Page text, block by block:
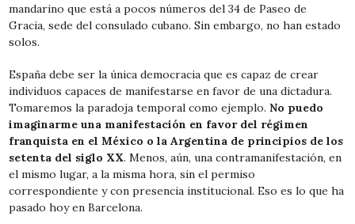
mandarino que está a pocos números del 34 de Paseo de
Gracia, sede del consulado cubano. Sin embargo, no han estado
solos.
España debe ser la única democracia que es capaz de crear
individuos capaces de manifestarse en favor de una dictadura.
Tomaremos la paradoja temporal como ejemplo.No puedo
imaginarme una manifestación en favor del régimen
franquista en el México o la Argentina de principios de los
setenta del siglo XX. Menos, aún, una contramanifestación, en
el mismo lugar, a la misma hora, sin el permiso
correspondiente y con presencia institucional. Eso es lo que ha
pasado hoy en Barcelona.